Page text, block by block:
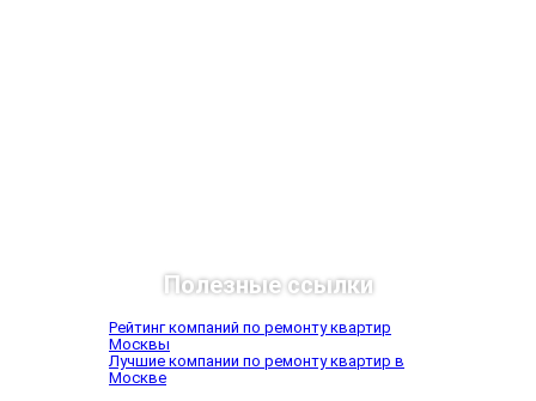
Полезные ссылки
Рейтинг компаний по ремонту квартир
Москвы
Лучшие компании по ремонту квартир в
Москве